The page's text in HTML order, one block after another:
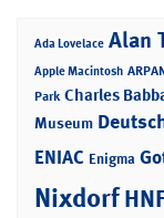
Ada Lovelace Alan
Apple Macintosh
Park Charles
Museum
ENIAC Enigma
Nixdorf